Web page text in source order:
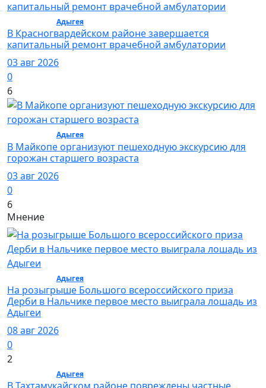
Адыгея/ Общество
В Красногвардейском районе завершается
капитальный ремонт врачебной амбулатории
03 авг 2026
0
6
Адыгея/ Общество
В Майкопе организуют пешеходную экскурсию для
горожан старшего возраста
03 авг 2026
0
6
Мнение
Адыгея/ Общество
На розыгрыше Большого всероссийского приза
Дерби в Нальчике первое место выиграла лошадь из
Адыгеи
08 авг 2026
0
2
Адыгея/ Общество